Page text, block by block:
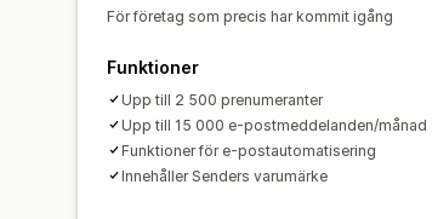
För företag som precis har kommit igång
Funktioner
Upp till 2 500 prenumeranter
Upp till 15 000 e-postmeddelanden/månad
Funktioner för e-postautomatisering
Innehåller Senders varumärke